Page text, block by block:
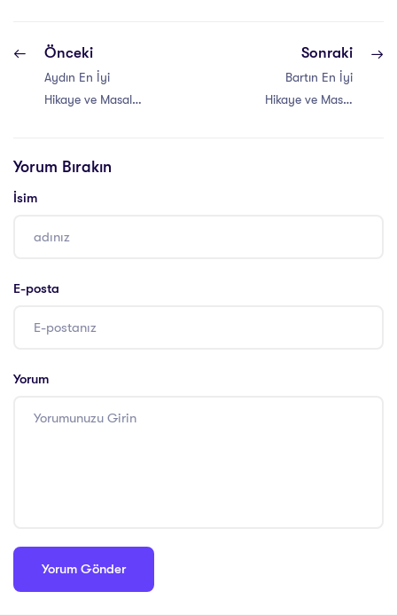
Önceki
Aydın En İyi
Hikaye ve Masal
Sonraki
Bartın En İyi
Hikaye ve Masal
Yorum Bırakın
İsim
E-posta
Yorum